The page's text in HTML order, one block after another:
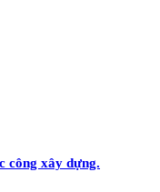
công xây dựng.